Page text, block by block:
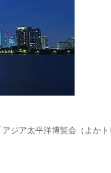
ジア太平洋博覧会（よか